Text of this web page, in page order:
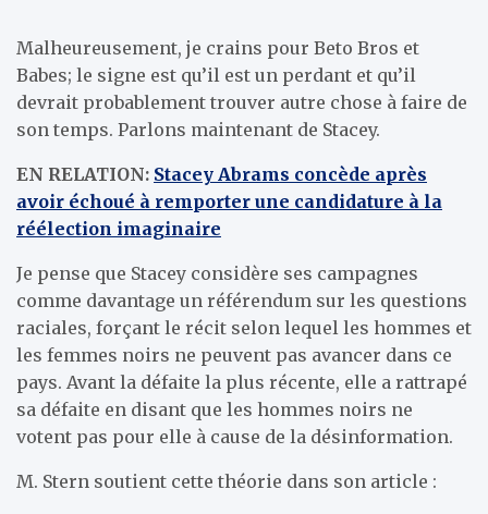
Malheureusement, je crains pour Beto Bros et
Babes; le signe est qu’il est un perdant et qu’il
devrait probablement trouver autre chose à faire de
son temps. Parlons maintenant de Stacey.
EN RELATION: Stacey Abrams concède après
avoir échoué à remporter une candidature à la
réélection imaginaire
Je pense que Stacey considère ses campagnes
comme davantage un référendum sur les questions
raciales, forçant le récit selon lequel les hommes et
les femmes noirs ne peuvent pas avancer dans ce
pays. Avant la défaite la plus récente, elle a rattrapé
sa défaite en disant que les hommes noirs ne
votent pas pour elle à cause de la désinformation.
M. Stern soutient cette théorie dans son article :